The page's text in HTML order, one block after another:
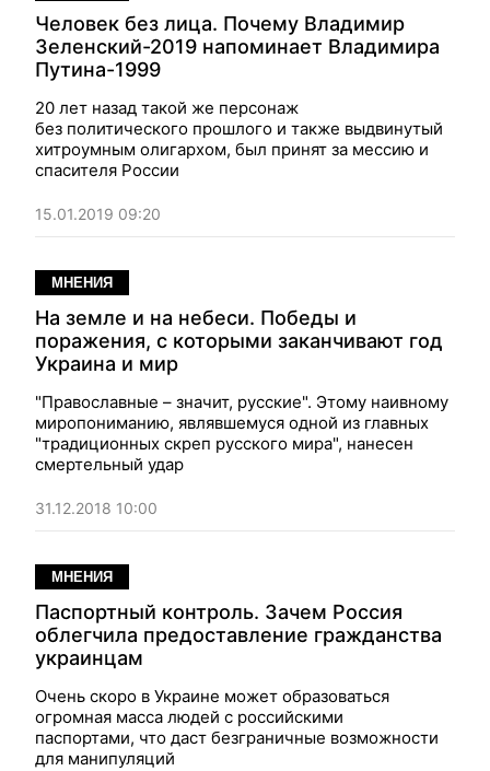
Человек без лица. Почему Владимир
Зеленский-2019 напоминает Владимира
Путина-1999
20 лет назад такой же персонаж
без политического прошлого и также выдвинутый
хитроумным олигархом, был принят за мессию и
спасителя России
15.01.2019 09:20
МНЕНИЯ
На земле и на небеси. Победы и
поражения, с которыми заканчивают год
Украина и мир
"Православные – значит, русские". Этому наивному
миропониманию, являвшемуся одной из главных
"традиционных скреп русского мира", нанесен
смертельный удар
31.12.2018 10:00
МНЕНИЯ
Паспортный контроль. Зачем Россия
облегчила предоставление гражданства
украинцам
Очень скоро в Украине может образоваться
огромная масса людей с российскими
паспортами, что даст безграничные возможности
для манипуляций